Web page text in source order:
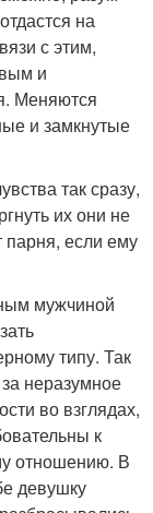
на
с этим,
и
Меняются
и замкнутые
так сразу,
их они не
парня, если ему
мужчиной
типу. Так
неразумное
во взглядах,
к
отношению. В
девушку